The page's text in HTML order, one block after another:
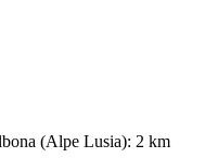
(Alpe Lusia): 2 km